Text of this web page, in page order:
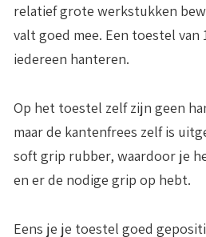
relatief grote werkstukken
valt goed mee. Een toestel van
iedereen hanteren.
Op het toestel zelf zijn geen
maar de kantenfrees zelf is
soft grip rubber, waardoor je
en er de nodige grip op hebt.
Eens je je toestel goed